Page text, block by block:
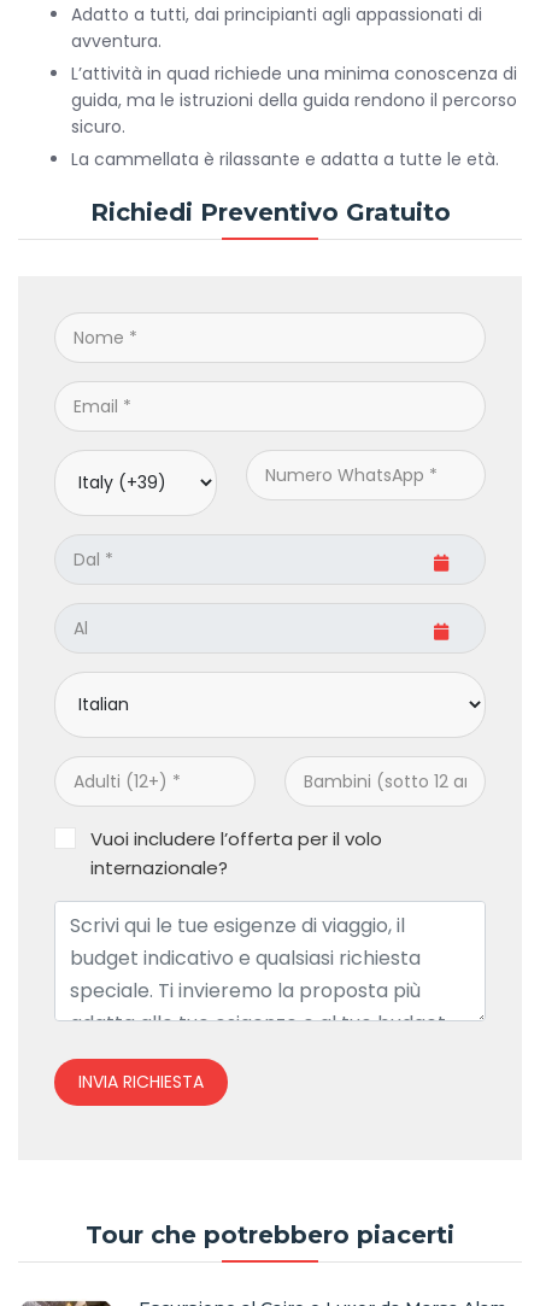
Adatto a tutti, dai principianti agli appassionati di
avventura.
L’attività in quad richiede una minima conoscenza di
guida, ma le istruzioni della guida rendono il percorso
sicuro.
La cammellata è rilassante e adatta a tutte le età.
Richiedi Preventivo Gratuito
Vuoi includere l’offerta per il volo
internazionale?
INVIA RICHIESTA
Tour che potrebbero piacerti